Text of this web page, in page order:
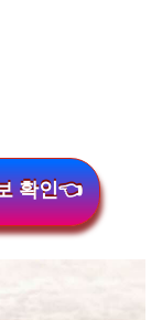
확인👈